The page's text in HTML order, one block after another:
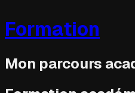
Formation
Mon parcours